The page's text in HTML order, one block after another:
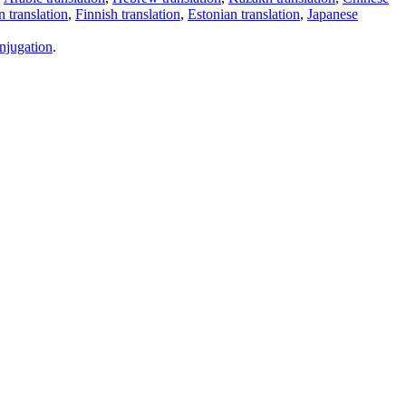
translation, Finnish translation, Estonian translation, Japanese
.